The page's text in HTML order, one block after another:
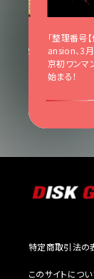
EX 2
「整理番号
ansion、3
京初ワンマ
始まる！
特定商取引法の
このサイトにつ